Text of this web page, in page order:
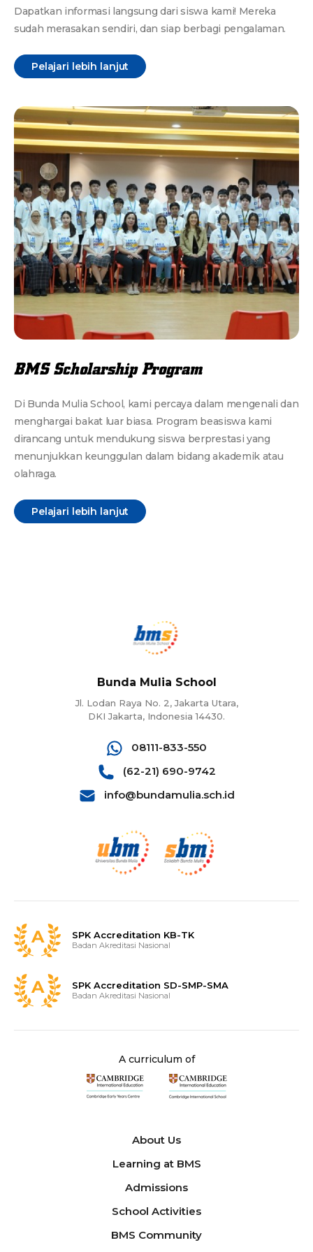
Dapatkan informasi langsung dari siswa kami! Mereka
sudah merasakan sendiri, dan siap berbagi pengalaman.
Pelajari lebih lanjut
BMS Scholarship Program
Di Bunda Mulia School, kami percaya dalam mengenali dan
menghargai bakat luar biasa. Program beasiswa kami
dirancang untuk mendukung siswa berprestasi yang
menunjukkan keunggulan dalam bidang akademik atau
olahraga.
Pelajari lebih lanjut
Bunda Mulia School
Jl. Lodan Raya No. 2, Jakarta Utara,
DKI Jakarta, Indonesia 14430.
08111-833-550
(62-21) 690-9742
info@bundamulia.sch.id
SPK Accreditation KB-TK
Badan Akreditasi Nasional
SPK Accreditation SD-SMP-SMA
Badan Akreditasi Nasional
A curriculum of
About Us
Learning at BMS
Admissions
School Activities
BMS Community